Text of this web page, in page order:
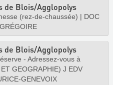
de Blois/Agglopolys
(rez-de-chaussée) | DOC
de Blois/Agglopolys
- Adressez-vous à
GEOGRAPHIE) J EDV
GENEVOIX